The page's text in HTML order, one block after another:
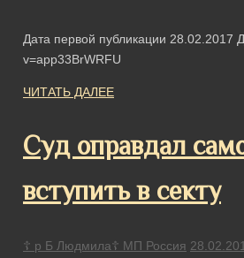
Дата первой публикации
v=app33BrWRFU
ЧИТАТЬ ДАЛЕЕ
Суд оправдал
вступить в секту
☦ р Б Людмила☦ МП Россия